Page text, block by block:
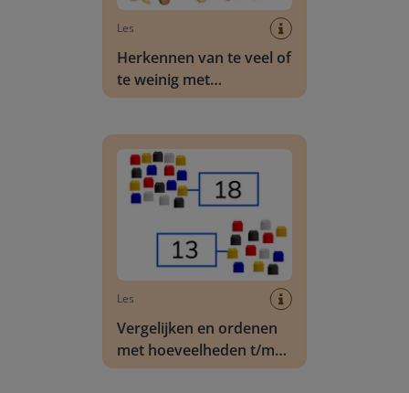
Les
Herkennen van te veel of
te weinig met
hoeveelheden t/m 10
Les
Vergelijken en ordenen
met hoeveelheden t/m
20